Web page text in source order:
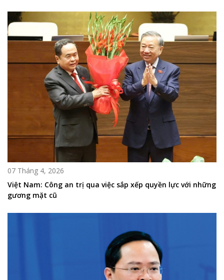
07 Tháng 4, 2026
Việt Nam: Công an trị qua việc sắp xếp quyền lực với những
gương mặt cũ